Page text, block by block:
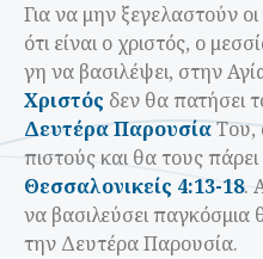
Για να μην ξεγελαστούν
ότι είναι ο χριστός, ο
γη να βασιλέψει, στην
Χριστός δεν θα πατήσει
Δευτέρα ΠαρουσίαΤου,
πιστούς και θα τους
Θεσσαλονικείς 4:13-18.
να βασιλεύσει παγκόσμια
την Δευτέρα Παρουσία.